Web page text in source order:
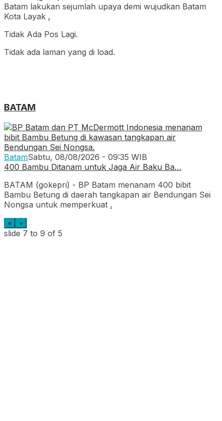
Batam lakukan sejumlah upaya demi wujudkan Batam
Kota Layak .
Tidak Ada Pos Lagi.
Tidak ada laman yang di load.
BATAM
BatamSabtu, 08/08/2026 - 09:35 WIB
400 Bambu Ditanam untuk Jaga Air Baku Ba…
BATAM (gokepri) - BP Batam menanam 400 bibit
Bambu Betung di daerah tangkapan air Bendungan Sei
Nongsa untuk memperkuat .
« »
slide 7 to 9 of 5